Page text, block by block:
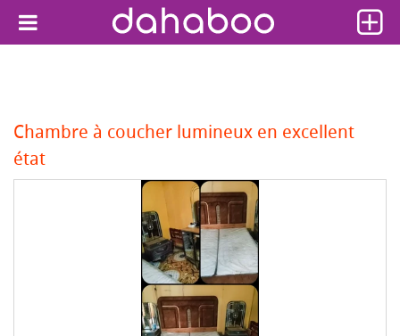
Chambre à coucher lumineux en excellent
état